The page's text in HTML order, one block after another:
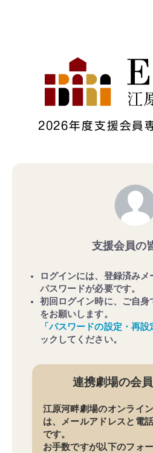
2026年度支援会員
支援会員の
ログインには、 登録済みメ
パスワードが必要です。
初回ログイン時に、 ご自身
をお願いします。
「パスワードの設定・再設
ックしてください。
連携劇場の会
江原河畔劇場のオンライ
は、メールアドレスと電
です。
お手数ですが以下のフォ